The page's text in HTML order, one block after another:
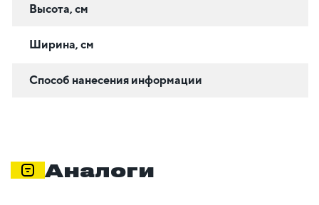
Высота, см
Ширина, см
Способ нанесения информации
Аналоги